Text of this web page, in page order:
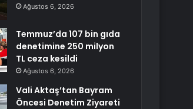
Ağustos 6, 2026
Temmuz’da 107 bin gıda
denetimine 250 milyon
TL ceza kesildi
Ağustos 6, 2026
Vali Aktaş’tan Bayram
Öncesi Denetim Ziyareti